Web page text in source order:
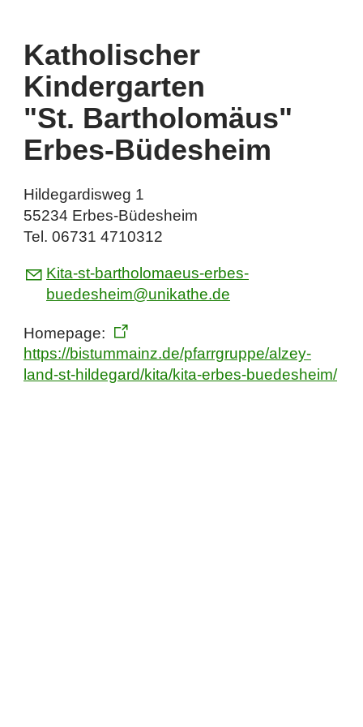
Katholischer
Kindergarten
"St. Bartholomäus"
Erbes-Büdesheim
Hildegardisweg 1
55234 Erbes-Büdesheim
Tel. 06731 4710312
K t -st-b rth l m s- rb s-
b
d sh m n k th d
Homepage:
https://bistummainz.de/pfarrgruppe/alzey-
land-st-hildegard/kita/kita-erbes-buedesheim/